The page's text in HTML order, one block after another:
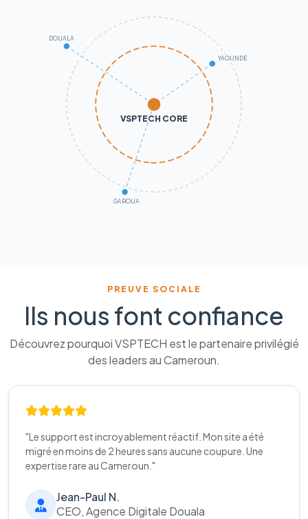
VSPTECH CORE
DOUALA
YAOUNDÉ
GAROUA
PREUVE SOCIALE
Ils nous font confiance
Découvrez pourquoi VSPTECH est le partenaire privilégié
des leaders au Cameroun.
"Le support est incroyablement réactif. Mon site a été
migré en moins de 2 heures sans aucune coupure. Une
expertise rare au Cameroun."
Jean-Paul N.
CEO, Agence Digitale Douala